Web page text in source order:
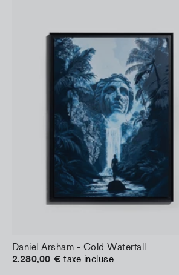
Daniel Arsham - Cold Waterfall
2.280,00 € taxe incluse